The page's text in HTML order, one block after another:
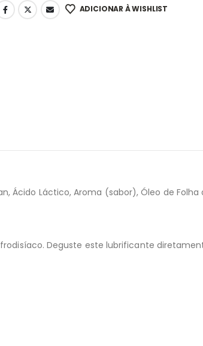
ADICIONAR À WISHLIST
Ácido Láctico, Aroma (sabor), Óleo de
Deguste este lubrificante